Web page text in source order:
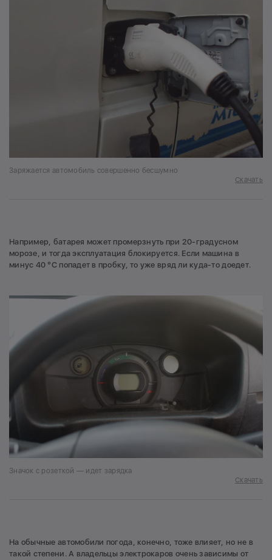
Заряжается автомобиль совершенно бесшумно
Скачать
Например, батарея может промерзнуть при 20-градусном
морозе, и тогда эксплуатация блокируется. Если машина в
минус 40 °С попадет в пробку, то уже вряд ли куда-то доедет.
Значок с розеткой — идет зарядка
Скачать
На обычные автомобили погода, конечно, тоже влияет, но не в
такой степени. А владельцы электрокаров очень зависимы от